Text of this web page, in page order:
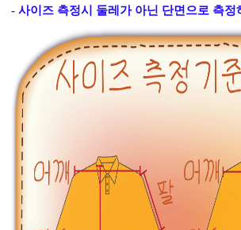
- 사이즈 측정시 둘레가 아닌 단면으로 측정